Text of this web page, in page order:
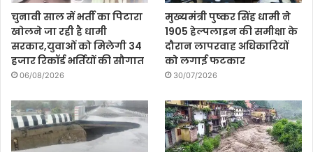
चुनावी साल में भर्ती का पिटारा
खोलने जा रही है धामी
सरकार,युवाओं को मिलेगी 34
हजार रिकॉर्ड भर्तियों की सौगात
06/08/2026
मुख्यमंत्री पुष्कर सिंह धामी ने
1905 हेल्पलाइन की समीक्षा के
दौरान लापरवाह अधिकारियों
को लगाई फटकार
30/07/2026